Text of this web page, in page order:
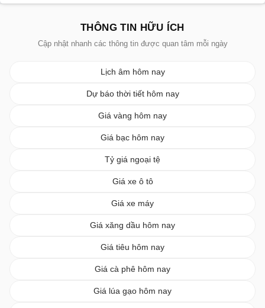
THÔNG TIN HỮU ÍCH
Cập nhật nhanh các thông tin được quan tâm mỗi ngày
Lịch âm hôm nay
Dự báo thời tiết hôm nay
Giá vàng hôm nay
Giá bạc hôm nay
Tỷ giá ngoại tệ
Giá xe ô tô
Giá xe máy
Giá xăng dầu hôm nay
Giá tiêu hôm nay
Giá cà phê hôm nay
Giá lúa gạo hôm nay